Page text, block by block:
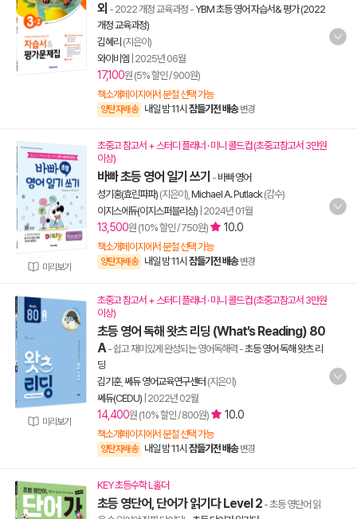
외 - 2022 개정 교육과정 -YBM 초등 영어 자습서& 평가 (2022
개정 교육과정)
김혜리 (지은이)
와이비엠 2025년 06월
17,100원 (5% 할인 / 900원)
책소개페이지에서 분철 선택 가능
양탄자배송 내일 밤 11시 잠들기전 배송 변경
미리보기
초중고 참고서 + 스터디 플래너 · 미니 콜드컵 (초중고참고서 3만원
이상)
바빠 초등 영어 일기 쓰기 - 바빠 영어
성기홍(효린파파) (지은이), Michael A. Putlack(감수)
이지스에듀(이지스퍼블리싱) 2024년 01월
13,500원 (10% 할인 / 750원) 10.0
책소개페이지에서 분철 선택 가능
양탄자배송 내일 밤 11시 잠들기전 배송 변경
미리보기
초중고 참고서 + 스터디 플래너 · 미니 콜드컵 (초중고참고서 3만원
이상)
초등 영어 독해 왓츠 리딩 (What’s Reading) 80
A- 쉽고 재미있게 완성되는 영어독해력 -초등 영어 독해 왓츠 리
딩
김기훈, 쎄듀 영어교육연구센터 (지은이)
쎄듀(CEDU) 2022년 02월
14,400원 (10% 할인 / 800원) 10.0
책소개페이지에서 분철 선택 가능
양탄자배송 내일 밤 11시 잠들기전 배송 변경
KEY 초등수학 L홀더
초등 영단어, 단어가 읽기다 Level 2 - 초등 영단어 읽